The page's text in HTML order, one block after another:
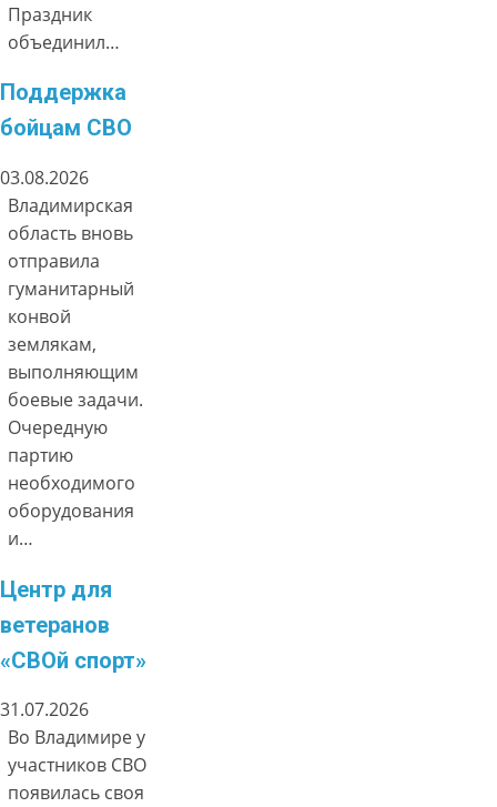
Праздник
объединил…
Поддержка
бойцам СВО
03.08.2026
Владимирская
область вновь
отправила
гуманитарный
конвой
землякам,
выполняющим
боевые задачи.
Очередную
партию
необходимого
оборудования
и…
Центр для
ветеранов
«СВОй спорт»
31.07.2026
Во Владимире у
участников СВО
появилась своя